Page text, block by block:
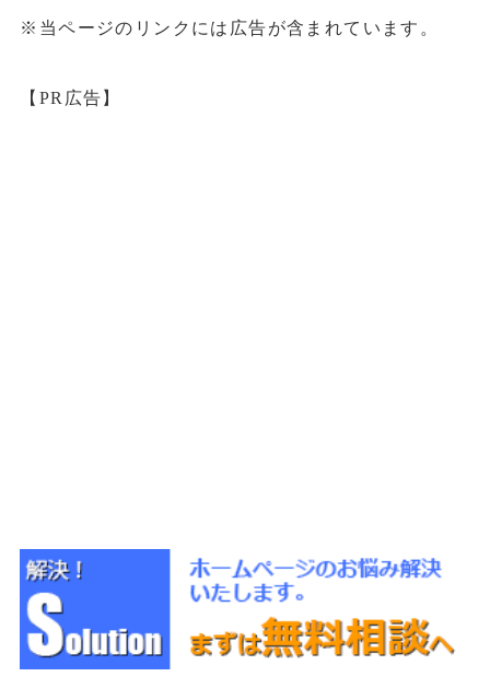
※当ページのリンクには広告が含まれています。
【PR広告】